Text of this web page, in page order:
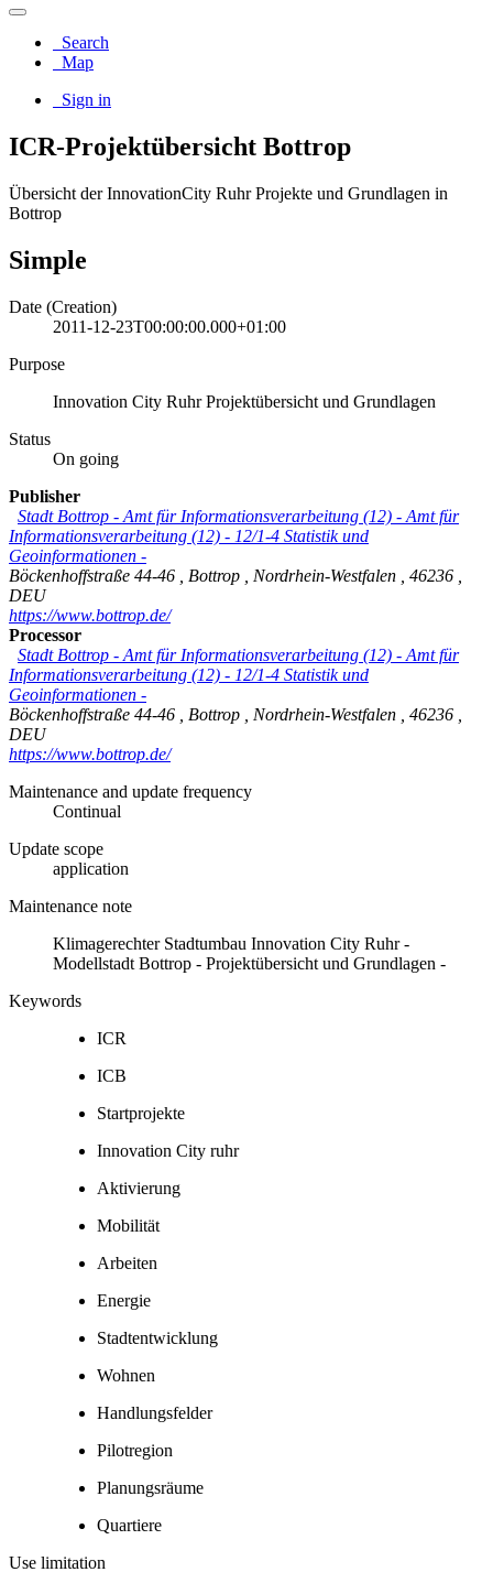
Search
Map
Sign in
ICR-Projektübersicht Bottrop
Übersicht der InnovationCity Ruhr Projekte und Grundlagen in
Bottrop
Simple
Date (Creation)
2011-12-23T00:00:00.000+01:00
Purpose
Innovation City Ruhr Projektübersicht und Grundlagen
Status
On going
Publisher
Stadt Bottrop - Amt für Informationsverarbeitung (12) - Amt für
Informationsverarbeitung (12) - 12/1-4 Statistik und
Geoinformationen -
Böckenhoffstraße 44-46
Bottrop Nordrhein-Westfalen 46236
DEU
https://www.bottrop.de/
Processor
Stadt Bottrop - Amt für Informationsverarbeitung (12) - Amt für
Informationsverarbeitung (12) - 12/1-4 Statistik und
Geoinformationen -
Böckenhoffstraße 44-46
Bottrop Nordrhein-Westfalen 46236
DEU
https://www.bottrop.de/
Maintenance and update frequency
Continual
Update scope
application
Maintenance note
Klimagerechter Stadtumbau Innovation City Ruhr -
Modellstadt Bottrop - Projektübersicht und Grundlagen -
Keywords
ICR
ICB
Startprojekte
Innovation City ruhr
Aktivierung
Mobilität
Arbeiten
Energie
Stadtentwicklung
Wohnen
Handlungsfelder
Pilotregion
Planungsräume
Quartiere
Use limitation